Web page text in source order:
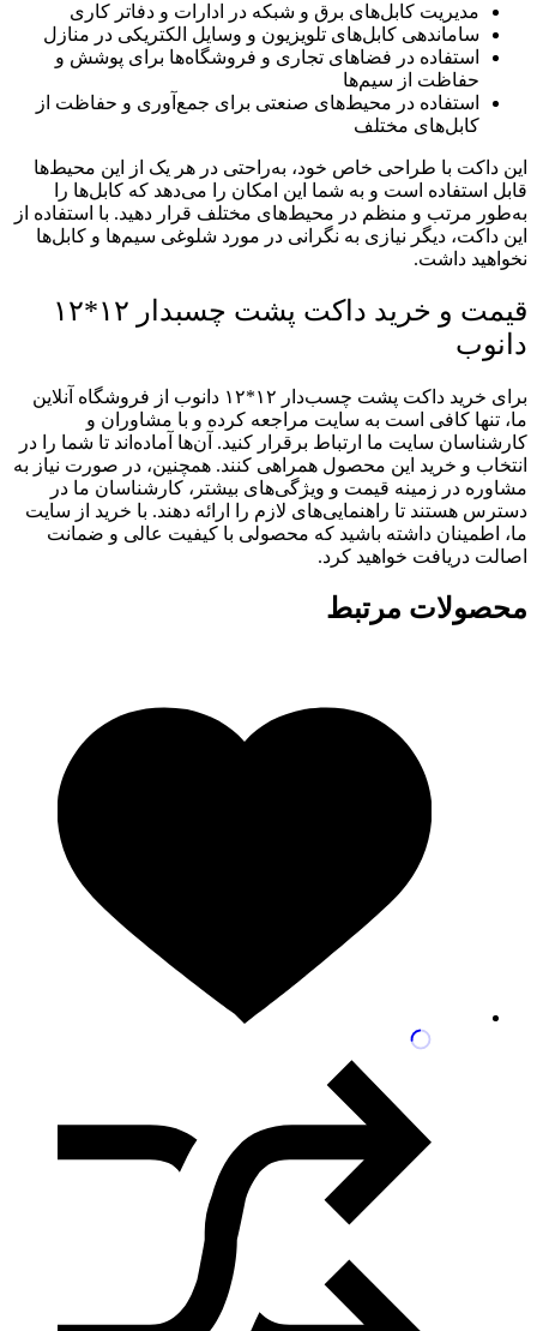
مدیریت کابل‌های برق و شبکه در ادارات و دفاتر کاری
ساماندهی کابل‌های تلویزیون و وسایل الکتریکی در منازل
استفاده در فضاهای تجاری و فروشگاه‌ها برای پوشش و
حفاظت از سیم‌ها
استفاده در محیط‌های صنعتی برای جمع‌آوری و حفاظت از
کابل‌های مختلف
این داکت با طراحی خاص خود، به‌راحتی در هر یک از این محیط‌ها
قابل استفاده است و به شما این امکان را می‌دهد که کابل‌ها را
به‌طور مرتب و منظم در محیط‌های مختلف قرار دهید. با استفاده از
این داکت، دیگر نیازی به نگرانی در مورد شلوغی سیم‌ها و کابل‌ها
نخواهید داشت.
قیمت و خرید داکت پشت چسبدار ۱۲*۱۲
دانوب
برای خرید داکت پشت چسب‌دار ۱۲*۱۲ دانوب از فروشگاه آنلاین
ما، تنها کافی است به سایت مراجعه کرده و با مشاوران و
کارشناسان سایت ما ارتباط برقرار کنید. آن‌ها آماده‌اند تا شما را در
انتخاب و خرید این محصول همراهی کنند. همچنین، در صورت نیاز به
مشاوره در زمینه قیمت و ویژگی‌های بیشتر، کارشناسان ما در
دسترس هستند تا راهنمایی‌های لازم را ارائه دهند. با خرید از سایت
ما، اطمینان داشته باشید که محصولی با کیفیت عالی و ضمانت
اصالت دریافت خواهید کرد.
محصولات مرتبط